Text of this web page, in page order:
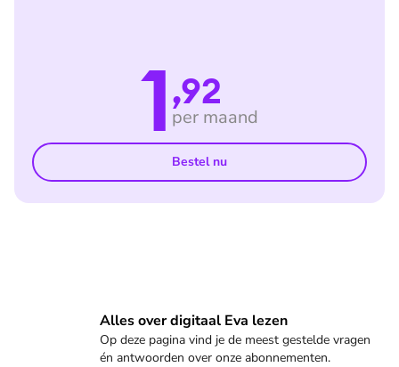
1,92
per maand
Bestel nu
Alles over digitaal Eva lezen
Op deze pagina vind je de meest gestelde vragen
én antwoorden over onze abonnementen.
Veelgestelde vragen